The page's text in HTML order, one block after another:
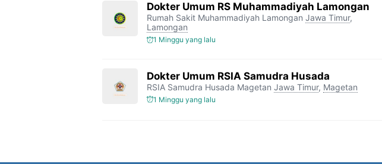
Dokter Umum RS Muhammadiyah Lamongan
Rumah Sakit Muhammadiyah Lamongan Jawa Timur,
Lamongan
1 Minggu yang lalu
Dokter Umum RSIA Samudra Husada
RSIA Samudra Husada Magetan Jawa Timur, Magetan
1 Minggu yang lalu